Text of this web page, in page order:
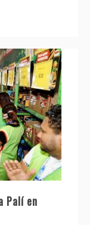
Palí en